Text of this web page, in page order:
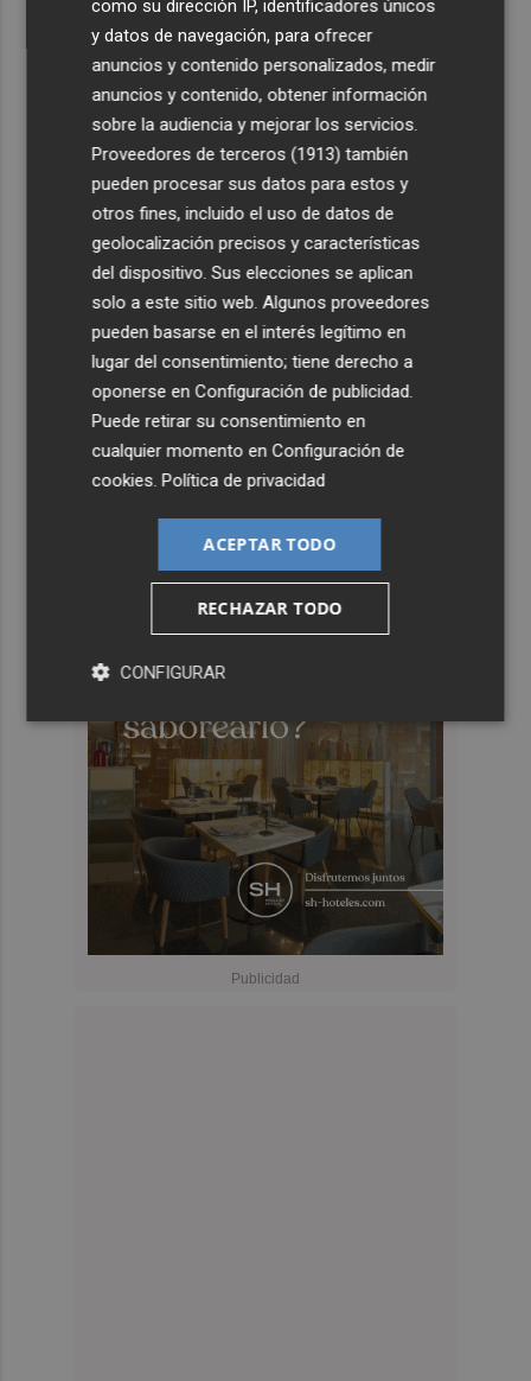
como su dirección IP, identificadores únicos
y datos de navegación, para ofrecer
anuncios y contenido personalizados, medir
anuncios y contenido, obtener información
sobre la audiencia y mejorar los servicios.
Proveedores de terceros (1913) también
pueden procesar sus datos para estos y
otros fines, incluido el uso de datos de
geolocalización precisos y características
del dispositivo. Sus elecciones se aplican
solo a este sitio web. Algunos proveedores
pueden basarse en el interés legítimo en
lugar del consentimiento; tiene derecho a
oponerse enConfiguración de publicidad
Puede retirar su consentimiento en
cualquier momento enConfiguración de
cookies .Política de privacidad
ACEPTAR TODO
RECHAZAR TODO
CONFIGURAR